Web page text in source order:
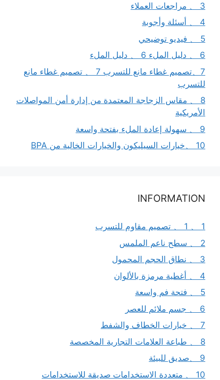
3 、 مراجعات العملاء
4 、 أسئلة وأجوبة
5 、 فيديو توضيحي
6 、 دليل الملء 6 、 دليل الملء
7、تصميم غطاء مانع للتسرب 7 、 تصميم غطاء مانع
للتسرب
8 、 مقاس الزجاجة المعتمدة من إدارة أمن المواصلات
الأمريكية
9 、 سهولة إعادة الملء بفتحة واسعة
10 、خيارات السيليكون والخيارات الخالية من BPA
INFORMATION
1 、 1 、 تصميم مقاوم للتسرب
2 、 سطح ناعم الملمس
3 、 نطاق الحجم المحمول
4 、 أغطية مرمزة بالألوان
5 、 فتحة فم واسعة
6 、 جسم ملائم للعصر
7 、 خيارات الخطاف والشفط
8 、 طباعة العلامات التجارية المخصصة
9 、صديق للبيئة
10 、 متعددة الاستخدامات صديقة للاستخدامات